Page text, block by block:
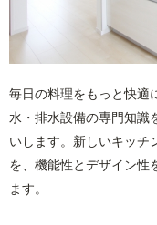
毎日の料理をもっと快適
水・排水設備の専門知識
いします。新しいキッチ
を、機能性とデザイン性
ます。